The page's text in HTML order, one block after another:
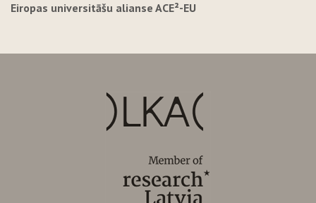
Eiropas universitāšu alianse ACE²-EU